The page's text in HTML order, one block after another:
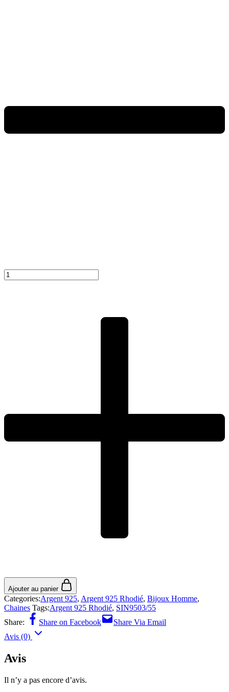
Ajouter au panier
Categories:Argent 925, Argent 925 Rhodié, Bijoux Homme,
Chaines Tags:Argent 925 Rhodié, SIN9503/55
Share:
Share on Facebook
Share Via Email
Avis (0)
Avis
Il n’y a pas encore d’avis.